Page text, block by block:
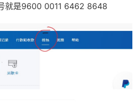
就是9600 0011 6462 8648